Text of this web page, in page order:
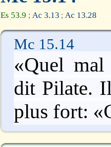
Es 53.9 ; Ac 3.13 ; Ac 13.28
Mc 15.14
«Quel
dit Pilate.
plus fort: